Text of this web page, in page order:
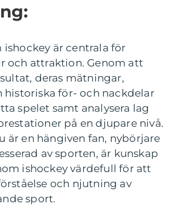
ishockey är centrala för
och attraktion. Genom att
deras mätningar,
historiska för- och nackdelar
spelet samt analysera lag
på en djupare nivå.
är en hängiven fan, nybörjare
av sporten, är kunskap
ishockey värdefull för att
och njutning av
sport.